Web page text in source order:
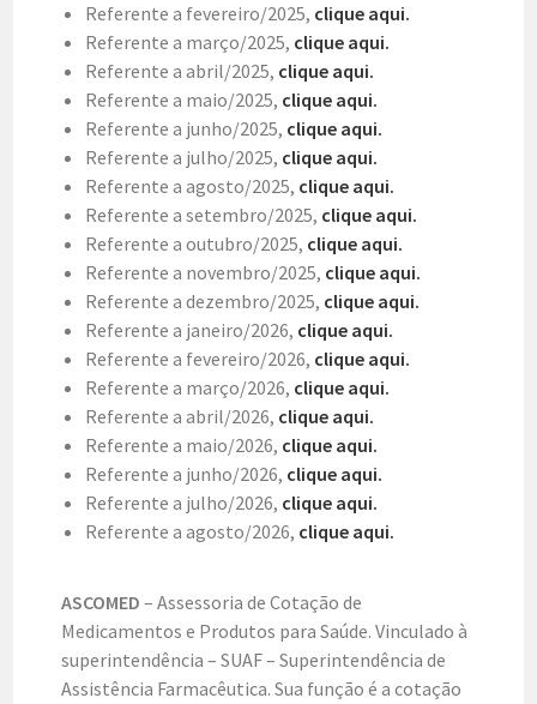
Referente a fevereiro/2025, clique aqui.
Referente a março/2025, clique aqui.
Referente a abril/2025, clique aqui.
Referente a maio/2025, clique aqui.
Referente a junho/2025, clique aqui.
Referente a julho/2025, clique aqui.
Referente a agosto/2025, clique aqui.
Referente a setembro/2025, clique aqui.
Referente a outubro/2025, clique aqui.
Referente a novembro/2025, clique aqui.
Referente a dezembro/2025, clique aqui.
Referente a janeiro/2026, clique aqui.
Referente a fevereiro/2026, clique aqui.
Referente a março/2026, clique aqui.
Referente a abril/2026, clique aqui.
Referente a maio/2026, clique aqui.
Referente a junho/2026, clique aqui.
Referente a julho/2026, clique aqui.
Referente a agosto/2026, clique aqui.
ASCOMED – Assessoria de Cotação de
Medicamentos e Produtos para Saúde. Vinculado à
superintendência – SUAF – Superintendência de
Assistência Farmacêutica. Sua função é a cotação